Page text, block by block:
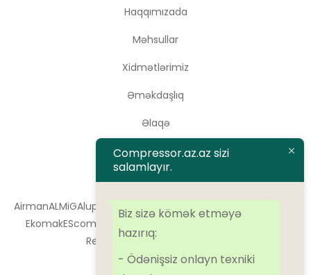
Haqqımızada
Məhsullar
Xidmətlərimiz
Əməkdaşlıq
Əlaqə
Brendlər
AirmanALMiGAlup Atlas Copco Atmos BOGE
EkomakEScomp Kaeser
RemezaSolidAir
Compressor.az.az sizi
salamlayır.
Biz sizə kömək etməyə
hazırıq:
- Ödənişsiz onlayn texniki